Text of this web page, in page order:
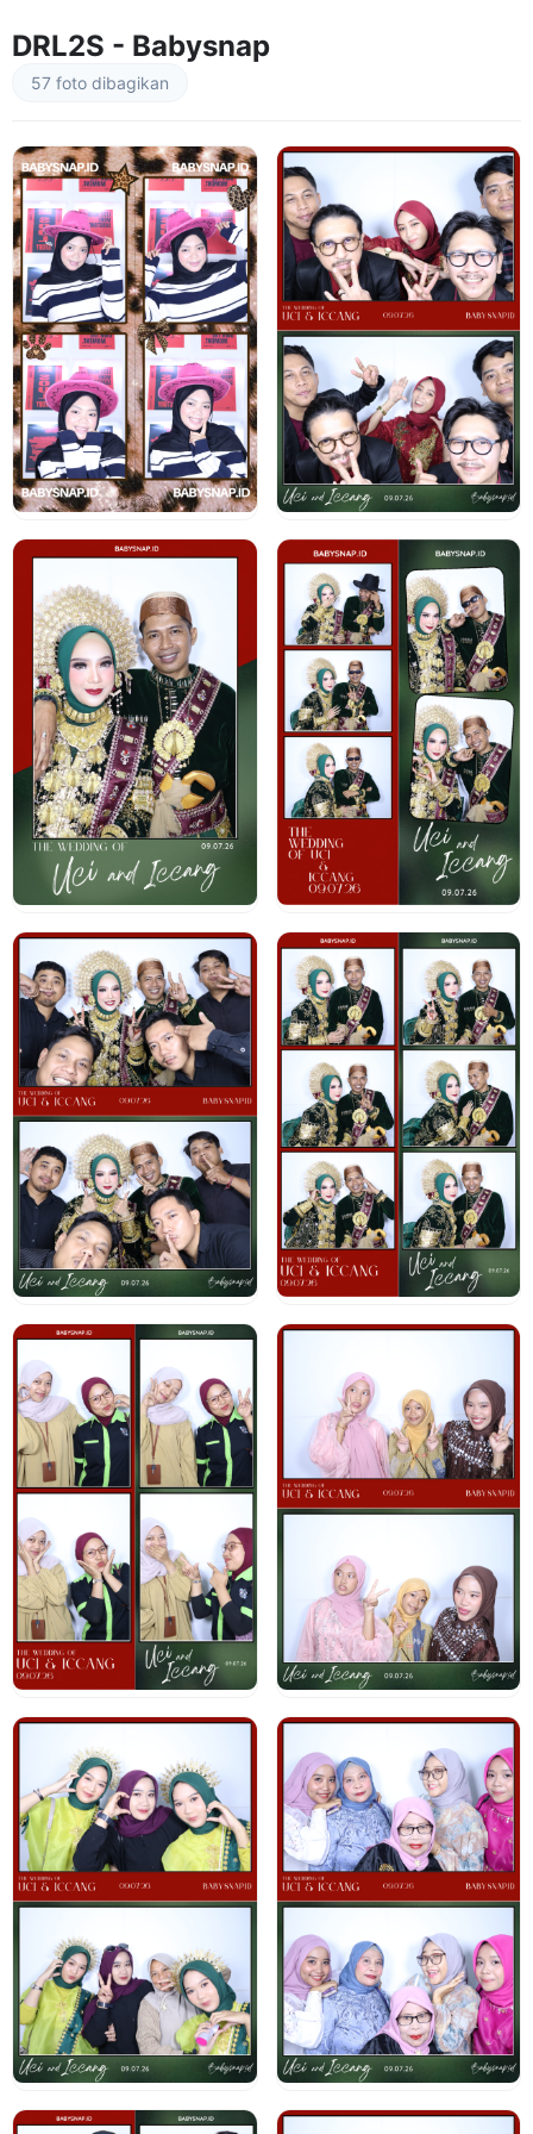
DRL2S - Babysnap
57 foto dibagikan